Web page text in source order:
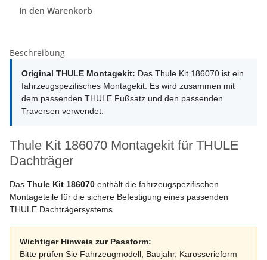
In den Warenkorb
Beschreibung
Original THULE Montagekit: Das Thule Kit 186070 ist ein
fahrzeugspezifisches Montagekit. Es wird zusammen mit
dem passenden THULE Fußsatz und den passenden
Traversen verwendet.
Thule Kit 186070 Montagekit für THULE
Dachträger
Das Thule Kit 186070 enthält die fahrzeugspezifischen
Montageteile für die sichere Befestigung eines passenden
THULE Dachträgersystems.
Wichtiger Hinweis zur Passform:
Bitte prüfen Sie Fahrzeugmodell, Baujahr, Karosserieform